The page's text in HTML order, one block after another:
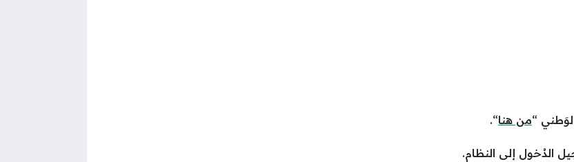
“من هنا“.
الدُخول إلى النظام.